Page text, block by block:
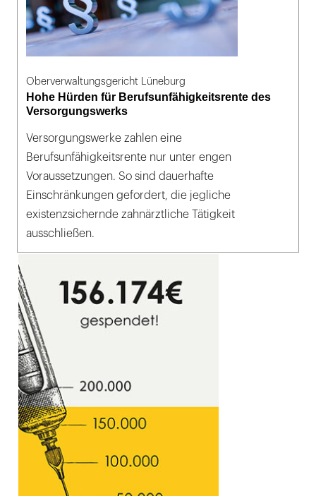
Oberverwaltungsgericht Lüneburg
Hohe Hürden für Berufsunfähigkeitsrente des
Versorgungswerks
Versorgungswerke zahlen eine
Berufsunfähigkeitsrente nur unter engen
Voraussetzungen. So sind dauerhafte
Einschränkungen gefordert, die jegliche
existenzsichernde zahnärztliche Tätigkeit
ausschließen.